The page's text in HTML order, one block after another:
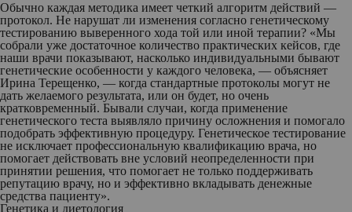
Обычно каждая методика имеет четкий алгоритм действий —
протокол. Не нарушат ли изменения согласно генетическому
тестированию выверенного хода той или иной терапии? «Мы
собрали уже достаточное количество практических кейсов, где
наши врачи показывают, насколько индивидуальными бывают
генетические особенности у каждого человека, — объясняет
Ирина Терещенко, — когда стандартные протоколы могут не
дать желаемого результата, или он будет, но очень
кратковременный. Бывали случаи, когда применение
генетического теста выявляло причину осложнения и помогало
подобрать эффективную процедуру. Генетическое тестирование
не исключает профессиональную квалификацию врача, но
помогает действовать вне условий неопределенности при
принятии решения, что помогает не только поддерживать
репутацию врачу, но и эффективно вкладывать денежные
средства пациенту».
Генетика и диетология